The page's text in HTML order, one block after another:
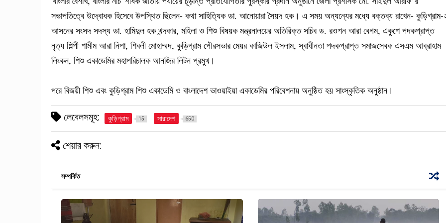
সভাপতিত্বে উদ্বোধক হিসেবে উপস্থিত ছিলেন- কথা সাহিত্যিক ডা. আনোয়ারা সৈয়দ হক। এ সময় অন্যন্যের মধ্যে বক্তব্য রাখেন-
আসনের সংসদ সদস্য ডা. হামিদুল হক খন্দকার, মহিলা ও শিশু বিষয়ক মন্ত্রনালয়ের অতিরিক্ত সচিব ড. রওশন আরা বেগম, একুশে পদকপ্রাপ্ত
নৃত্য শিল্পী শামীম আরা নিপা, শিবলী মোহাম্মদ, কুড়িগ্রাম পৌরসভার মেয়র কাজিউল ইসলাম, স্বাধীনতা পদকপ্রাপ্ত সমাজসেবক এসএম আব্রাহাম
লিংকন, শিশু একাডেমির মহাপরিচালক আনজির লিটন প্রমুখ।
পরে বিজয়ী শিশু এবং কুড়িগ্রাম শিশু একাডেমি ও বাংলাদেশ ভাওয়াইয়া একাডেমির পরিবেশনায় অনুষ্ঠিত হয় সাংস্কৃতিক অনুষ্ঠান।
লেবেলসমূহ: কুড়িগ্রাম 15 সারাদেশ 650
শেয়ার করুন:
সম্পর্কিত